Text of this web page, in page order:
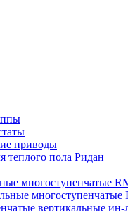
приводы
теплого пола Ридан
многоступенчатые
вертикальные